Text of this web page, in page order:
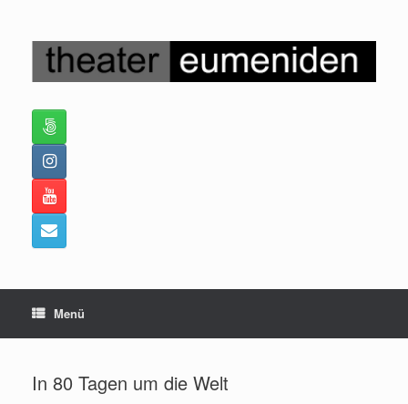
springen
Menü
In 80 Tagen um die Welt